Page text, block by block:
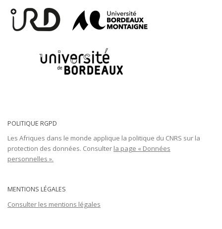
POLITIQUE RGPD
Les Afriques dans le monde applique la politique du CNRS sur la
protection des données. Consulter la page « Données
personnelles ».
MENTIONS LÉGALES
Consulter les mentions légales